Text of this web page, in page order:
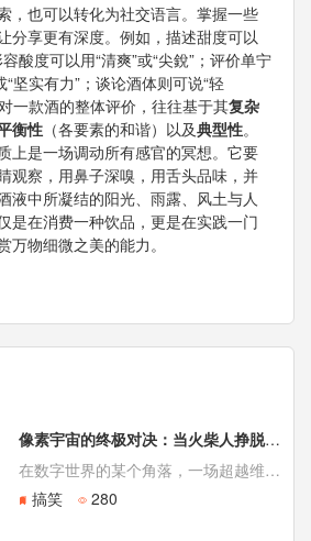
，也可以转化为社交语言。掌握一些
分享更有深度。例如，描述甜度可以
容酸度可以用“清爽”或“尖銳”；评价单宁
“坚实有力”；谈论酒体则可说“轻
一款酒的整体评价，往往基于其复杂
衡性 （各要素的和谐）以及典型性。
上是一场调动所有感官的冥想。它要
观察，用鼻子深嗅，用舌头品味，并
液中所凝结的阳光、雨露、风土与人
是在消费一种饮品，更是在实践一门
物细微之美的能力。
像素宇宙的终极对决：当火柴人挣脱代码的枷锁
在数字世界的某个角落，一场超越维度的战斗悄然上演。它的主角，是一个由最简练的线条构成的黑色火柴人，而它的对手，则是我们每日操控、代表着创造者意志的鼠标光标。这不是一场普通的游戏动画，而是一个关于“造物”与“觉醒”的视觉寓言。通过一张张动态的影像，我们得以窥见那由像素和代码构成的生命，如何
搞笑
280